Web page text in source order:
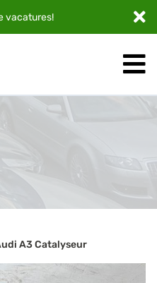
vacatures!
A3 Catalyseur